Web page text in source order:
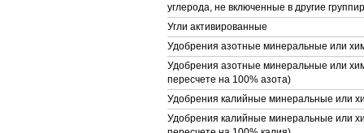
углерода, не включенные в другие
Угли активированные
Удобрения азотные минеральные или
Удобрения азотные минеральные или
пересчете на 100% азота)
Удобрения калийные минеральные или
Удобрения калийные минеральные или